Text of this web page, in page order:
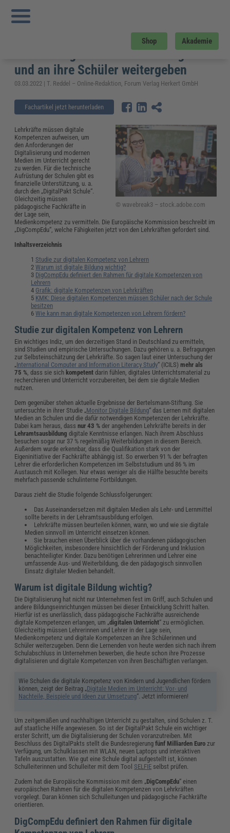
Shop Akademie
Sie sind hier:
Kompetenzen: Lehrer müssen digitales Wissen erlangen und an ihre Schüler
weitergeben
Digitale Kompetenzen: Lehrer
müssen digitales Wissen erlangen
und an ihre Schüler weitergeben
03.03.2022 | T. Reddel – Online-Redaktion, Forum Verlag Herkert GmbH
Fachartikel jetzt herunterladen
© wavebreak3 – stock.adobe.com
Lehrkräfte müssen digitale
Kompetenzen aufweisen, um
den Anforderungen der
Digitalisierung und modernen
Medien im Unterricht gerecht
zu werden. Für die technische
Aufrüstung der Schulen gibt es
finanzielle Unterstützung, u. a.
durch den „DigitalPakt Schule“.
Gleichzeitig müssen
pädagogische Fachkräfte in
der Lage sein,
Medienkompetenz zu vermitteln. Die Europäische Kommission beschreibt im
„DigCompEdu“, welche Fähigkeiten jetzt von den Lehrkräften gefordert sind.
Inhaltsverzeichnis
Studie zur digitalen Kompetenz von Lehrern
Warum ist digitale Bildung wichtig?
DigCompEdu definiert den Rahmen für digitale Kompetenzen von
Lehrern
Grafik: digitale Kompetenzen von Lehrkräften
KMK: Diese digitalen Kompetenzen müssen Schüler nach der Schule
besitzen
Wie kann man digitale Kompetenzen von Lehrern fördern?
Studie zur digitalen Kompetenz von Lehrern
Ein wichtiges Indiz, um den derzeitigen Stand in Deutschland zu ermitteln,
sind Studien und empirische Untersuchungen. Dazu gehören u. a. Befragungen
zur Selbsteinschätzung der Lehrkräfte. So sagen laut einer Untersuchung der
„International Computer and Information Literacy Study“ (ICILS) mehr als
75 %, dass sie sich kompetent darin fühlen, digitales Unterrichtsmaterial zu
recherchieren und Unterricht vorzubereiten, bei dem sie digitale Medien
nutzen.
Dem gegenüber stehen aktuelle Ergebnisse der Bertelsmann-Stiftung. Sie
untersuchte in ihrer Studie „Monitor Digitale Bildung“ das Lernen mit digitalen
Medien an Schulen und die dafür notwendigen Kompetenzen der Lehrkräfte.
Dabei kam heraus, dassnur 43 %der angehenden Lehrkräfte bereits in der
Lehramtsausbildung digitale Kenntnisse erlangen. Nach ihrem Abschluss
besuchen sogar nur 37 % regelmäßig Weiterbildungen in diesem Bereich.
Außerdem wurde erkennbar, dass die Qualifikation stark von der
Eigeninitiative der Fachkräfte abhängig ist. So erwerben 91 % der befragten
Lehrer die erforderlichen Kompetenzen im Selbststudium und 86 % im
Austausch mit Kollegen. Nur etwas weniger als die Hälfte besuchte bereits
mehrfach passende schulinterne Fortbildungen.
Daraus zieht die Studie folgende Schlussfolgerungen:
Das Auseinandersetzen mit digitalen Medien als Lehr- und Lernmittel
sollte bereits in der Lehramtsausbildung erfolgen.
Lehrkräfte müssen beurteilen können, wann, wo und wie sie digitale
Medien sinnvoll im Unterricht einsetzen können.
Sie brauchen einen Überblick über die vorhandenen pädagogischen
Möglichkeiten, insbesondere hinsichtlich der Förderung und Inklusion
benachteiligter Kinder. Dazu benötigen Lehrerinnen und Lehrer eine
umfassende Aus- und Weiterbildung, die den pädagogisch sinnvollen
Einsatz digitaler Medien behandelt.
Warum ist digitale Bildung wichtig?
Die Digitalisierung hat nicht nur Unternehmen fest im Griff, auch Schulen und
andere Bildungseinrichtungen müssen bei dieser Entwicklung Schritt halten.
Hierfür ist es unerlässlich, dass pädagogische Fachkräfte ausreichende
digitale Kompetenzen erlangen, um „digitalen Unterricht“ zu ermöglichen.
Gleichzeitig müssen Lehrerinnen und Lehrer in der Lage sein,
Medienkompetenz und digitale Kompetenzen an ihre Schülerinnen und
Schüler weiterzugeben. Denn die Lernenden von heute werden sich nach ihrem
Schulabschluss in Unternehmen bewerben, die heute schon ihre Prozesse
digitalisieren und digitale Kompetenzen von ihren Beschäftigten verlangen.
Wie Schulen die digitale Kompetenz von Kindern und Jugendlichen fördern
können, zeigt der Beitrag „Digitale Medien im Unterricht: Vor- und
Nachteile, Beispiele und Ideen zur Umsetzung“. Jetzt informieren!
Um zeitgemäßen und nachhaltigen Unterricht zu gestalten, sind Schulen z. T.
auf staatliche Hilfe angewiesen. So ist der DigitalPakt Schule ein wichtiger
erster Schritt, um die Digitalisierung der Schulen voranzutreiben. Mit
Beschluss des DigitalPakts stellt die Bundesregierungfünf Milliarden Euro zur
Verfügung, um Schulklassen mit WLAN, neuen Laptops und interaktiven
Tafeln auszustatten. Wie gut eine Schule digital aufgestellt ist, können
Schulleiterinnen und Schulleiter mit dem ToolSELFIE selbst prüfen.
Zudem hat die Europäische Kommission mit dem „DigCompEdu“ einen
europäischen Rahmen für die digitalen Kompetenzen von Lehrkräften
vorgelegt. Daran können sich Schulleitungen und pädagogische Fachkräfte
orientieren.
DigCompEdu definiert den Rahmen für digitale